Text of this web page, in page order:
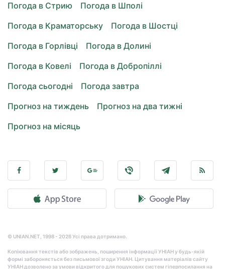
Погода в Стрию
Погода в Шполі
Погода в Краматорську
Погода в Шостці
Погода в Горлівці
Погода в Долині
Погода в Ковелі
Погода в Добропіллі
Погода сьогодні
Погода завтра
Прогноз на тиждень
Прогноз на два тижні
Прогноз на місяць
© UNIAN.NET, 1998 - 2026 Усі права дотримано.
Копіювання текстів або зображень, поширення інформації УНІАН у будь-якій
формі забороняється без письмової згоди УНІАН. Цитування матеріалів сайту
УНІАН дозволено за умови відкритого для пошукових систем гіперпосилання на